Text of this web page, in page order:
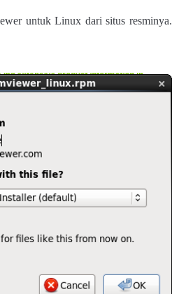
untuk Linux dari situs resminya.